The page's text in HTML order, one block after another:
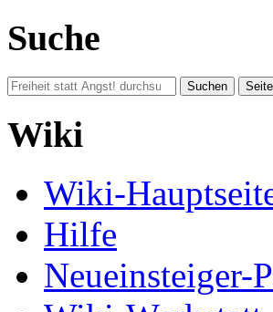
Suche
Wiki
Wiki-
Hilfe
Neueinsteiger-